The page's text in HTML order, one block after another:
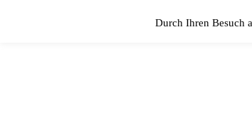
Durch Ihren Besuch